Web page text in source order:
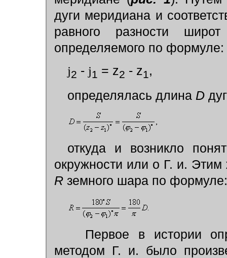
дуги меридиана и
равного разности
определяемого по формуле:
j2 - j1 = z2 - z1,
определялась длина D
откуда и возникло
окружности или о Г. и.
R земного шара по формуле:
Первое в истории
методом Г. и. было